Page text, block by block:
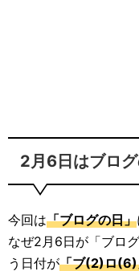
2月6日はブログ
今回は「ブログの日」
なぜ2月6日が「ブロ
う日付が「ブ(2)ロ(6)